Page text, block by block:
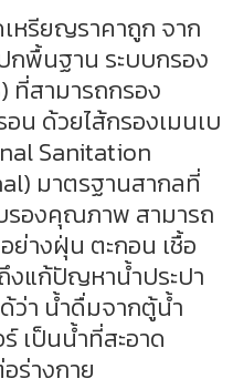
รียญราคาถูก จาก
พื้นฐาน ระบบกรอง
ที่สามารถกรอง
น ด้วยไส้กรองเมนเบ
Sanitation
มาตรฐานสากลที่
รองคุณภาพ สามารถ
างฝุ่น ตะกอน เชื้อ
งแก้ปัญหาน้ำประปา
ว่า น้ำดื่มจากตู้น้ำ
เป็นน้ำที่สะอาด
ร่างกาย